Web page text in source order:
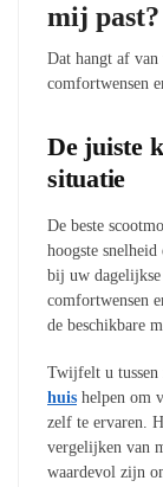
mij past?
Dat hangt af
comfortwensen
De juiste
situatie
De beste
hoogste
bij uw
comfortwensen
de beschikbare
Twijfelt u tussen
huis helpen om
zelf te ervaren.
vergelijken van
waardevol zijn